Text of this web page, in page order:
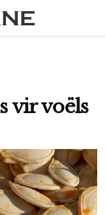
vir voëls